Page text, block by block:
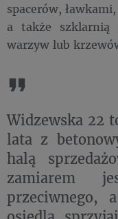
spacerów,
a także szklarnią
warzyw lub
Widzewska 22
lata z
halą
zamiarem
przeciwnego,